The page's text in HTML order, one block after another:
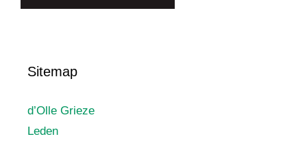
Sitemap
d’Olle Grieze
Leden